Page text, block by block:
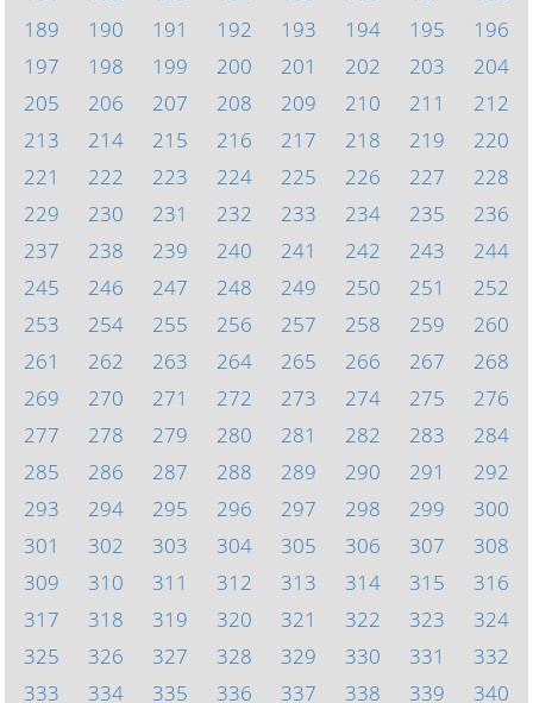
189
190 191 192 193 194 195
196
197
198 199 200 201 202 203
204
205
206 207 208 209 210 211
212
213
214 215 216 217 218 219
220
221
222 223 224 225 226 227
228
229
230 231 232 233 234 235
236
237
238 239 240 241 242 243
244
245
246 247 248 249 250 251
252
253
254 255 256 257 258 259
260
261
262 263 264 265 266 267
268
269
270 271 272 273 274 275
276
277
278 279 280 281 282 283
284
285
286 287 288 289 290 291
292
293
294 295 296 297 298 299
300
301
302 303 304 305 306 307
308
309
310 311 312 313 314 315
316
317
318 319 320 321 322 323
324
325
326 327 328 329 330 331
332
333
334 335 336 337 338 339 340